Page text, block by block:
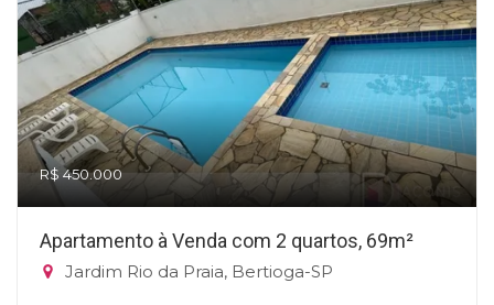
R$ 450.000
Apartamento à Venda com 2 quartos, 69m²
Jardim Rio da Praia, Bertioga-SP